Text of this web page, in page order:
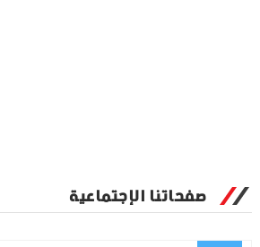
صفحاتنا الإجتماعية